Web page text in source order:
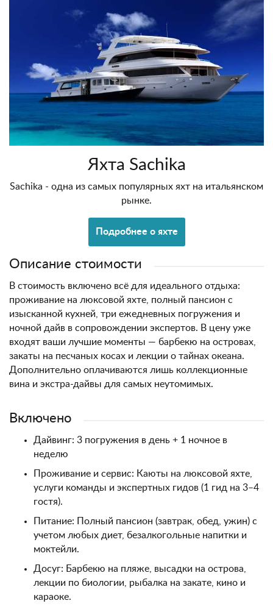
Яхта Sachika
Sachika - одна из самых популярных яхт на итальянском
рынке.
Подробнее о яхте
Описание стоимости
В стоимость включено всё для идеального отдыха:
проживание на люксовой яхте, полный пансион с
изысканной кухней, три ежедневных погружения и
ночной дайв в сопровождении экспертов. В цену уже
входят ваши лучшие моменты — барбекю на островах,
закаты на песчаных косах и лекции о тайнах океана.
Дополнительно оплачиваются лишь коллекционные
вина и экстра-дайвы для самых неутомимых.
Включено
Дайвинг: 3 погружения в день + 1 ночное в
неделю
Проживание и сервис: Каюты на люксовой яхте,
услуги команды и экспертных гидов (1 гид на 3–4
гостя).
Питание: Полный пансион (завтрак, обед, ужин) с
учетом любых диет, безалкогольные напитки и
моктейли.
Досуг: Барбекю на пляже, высадки на острова,
лекции по биологии, рыбалка на закате, кино и
караоке.